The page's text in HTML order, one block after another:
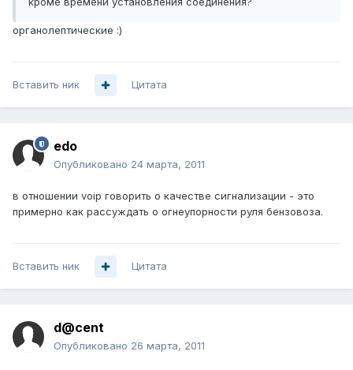
органолептические :)
Вставить ник Цитата
edo
Опубликовано 24 марта, 2011
в отношении voip говорить о качестве сигнализации - это
примерно как рассуждать о огнеупорности руля бензовоза.
Вставить ник Цитата
d@cent
Опубликовано 26 марта, 2011